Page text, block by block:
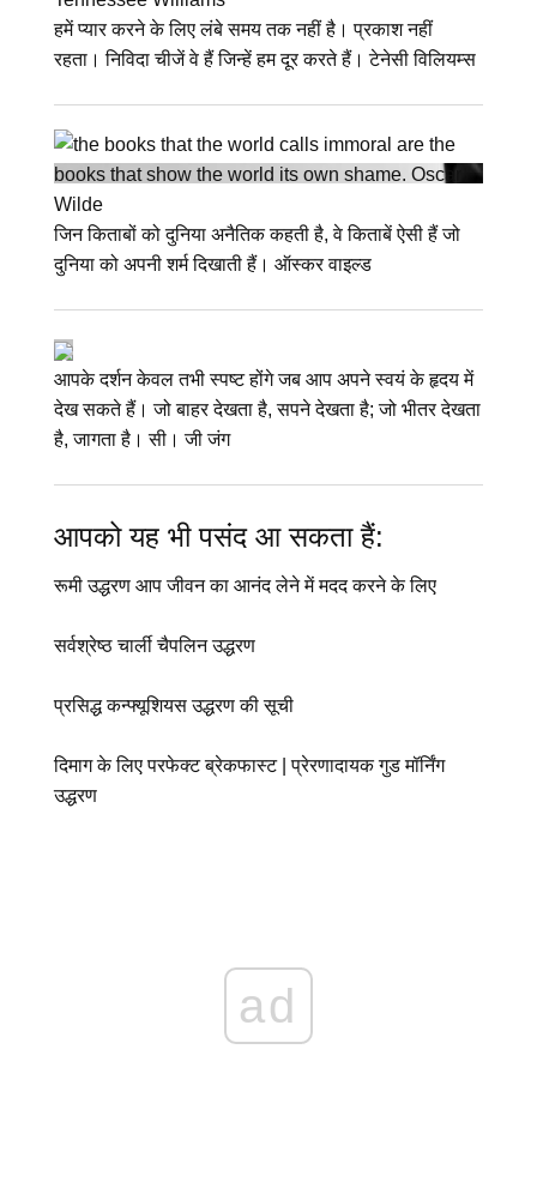
हमें प्यार करने के लिए लंबे समय तक नहीं है। प्रकाश नहीं
रहता। निविदा चीजें वे हैं जिन्हें हम दूर करते हैं। टेनेसी विलियम्स
जिन किताबों को दुनिया अनैतिक कहती है, वे किताबें ऐसी हैं जो
दुनिया को अपनी शर्म दिखाती हैं। ऑस्कर वाइल्ड
आपके दर्शन केवल तभी स्पष्ट होंगे जब आप अपने स्वयं के हृदय में
देख सकते हैं। जो बाहर देखता है, सपने देखता है; जो भीतर देखता
है, जागता है। सी। जी जंग
आपको यह भी पसंद आ सकता हैं:
रूमी उद्धरण आप जीवन का आनंद लेने में मदद करने के लिए
सर्वश्रेष्ठ चार्ली चैपलिन उद्धरण
प्रसिद्ध कन्फ्यूशियस उद्धरण की सूची
दिमाग के लिए परफेक्ट ब्रेकफास्ट | प्रेरणादायक गुड मॉर्निंग
उद्धरण
ad